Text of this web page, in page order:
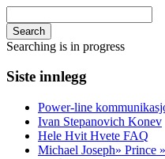
Search
Searching is in progress
Siste innlegg
Power-line
Ivan Stepanovich Konev
Hele Hvit Hvete FAQ
Michael Joseph» Prince